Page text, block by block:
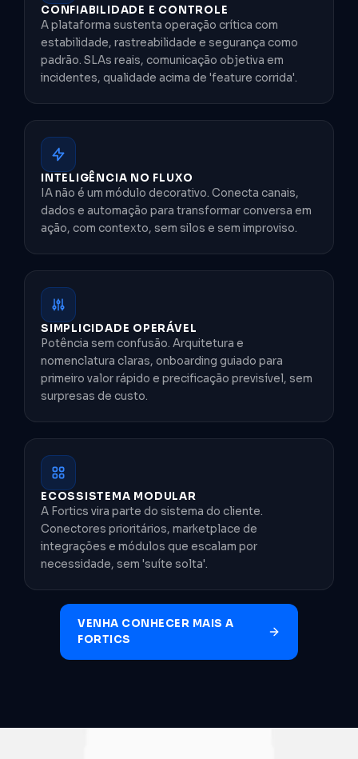
CONFIABILIDADE E CONTROLE
A plataforma sustenta operação crítica com
estabilidade, rastreabilidade e segurança como
padrão. SLAs reais, comunicação objetiva em
incidentes, qualidade acima de 'feature corrida'.
INTELIGÊNCIA NO FLUXO
IA não é um módulo decorativo. Conecta canais,
dados e automação para transformar conversa em
ação, com contexto, sem silos e sem improviso.
SIMPLICIDADE OPERÁVEL
Potência sem confusão. Arquitetura e
nomenclatura claras, onboarding guiado para
primeiro valor rápido e precificação previsível, sem
surpresas de custo.
ECOSSISTEMA MODULAR
A Fortics vira parte do sistema do cliente.
Conectores prioritários, marketplace de
integrações e módulos que escalam por
necessidade, sem 'suíte solta'.
VENHA CONHECER MAIS A
FORTICS